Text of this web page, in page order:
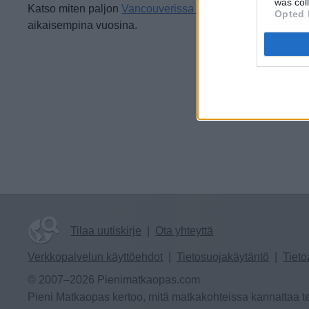
Opted
Katso miten paljonVancouverissa on satanut
aikaisempina vuosina.
Tilaa uutiskirje Ota yhteyttä
Verkkopalvelun käyttöehdot Tietosuojakäytäntö
© 2007–2026 Pienimatkaopas.com
Pieni Matkaopas kertoo, mitä matkakohteissa kannattaa